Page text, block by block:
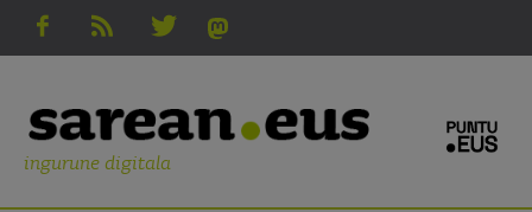
ingurune digitala